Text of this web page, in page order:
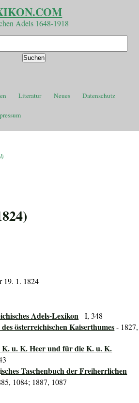
Adels 1648-1918
Literatur Neues Datenschutz
)
19. 1. 1824
Adels-Lexikon- I, 348
österreichischen Kaiserthumes- 1827,
K. u. K. Heer und für die K. u. K.
Taschenbuch der Freiherrlichen
1084; 1887, 1087